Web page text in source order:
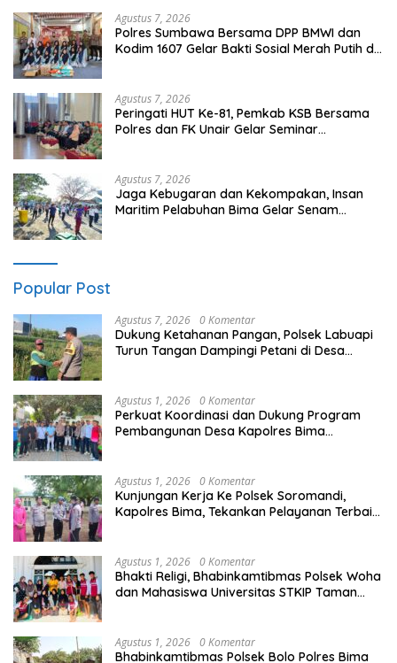
Agustus 7, 2026
Polres Sumbawa Bersama DPP BMWI dan
Kodim 1607 Gelar Bakti Sosial Merah Putih di
Agustus 7, 2026
Peringati HUT Ke-81, Pemkab KSB Bersama
Polres dan FK Unair Gelar Seminar
Agustus 7, 2026
Jaga Kebugaran dan Kekompakan, Insan
Maritim Pelabuhan Bima Gelar Senam
Popular Post
Agustus 7, 2026 0 Komentar
Dukung Ketahanan Pangan, Polsek Labuapi
Turun Tangan Dampingi Petani di Desa
Agustus 1, 2026 0 Komentar
Perkuat Koordinasi dan Dukung Program
Pembangunan Desa Kapolres Bima
Agustus 1, 2026 0 Komentar
Kunjungan Kerja Ke Polsek Soromandi,
Kapolres Bima, Tekankan Pelayanan Terbaik
Agustus 1, 2026 0 Komentar
Bhakti Religi, Bhabinkamtibmas Polsek Woha
dan Mahasiswa Universitas STKIP Taman
Agustus 1, 2026 0 Komentar
Bhabinkamtibmas Polsek Bolo Polres Bima